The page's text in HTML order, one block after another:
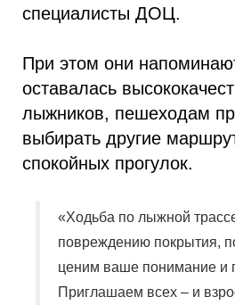
специалисты ДОЦ.
При этом они
оставалась
лыжников, пешеходам
выбирать другие
спокойных прогулок.
«Ходьба по лыжной
повреждению покрытия,
ценим ваше понимание и
Приглашаем всех – и